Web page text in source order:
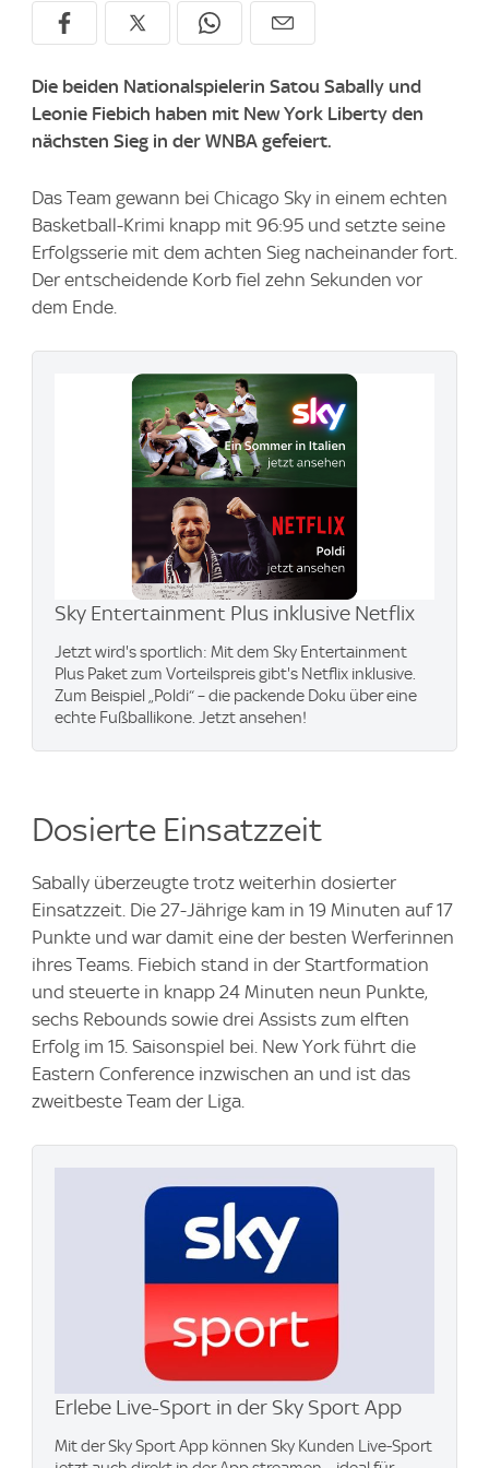
Die beiden Nationalspielerin Satou Sabally und
Leonie Fiebich haben mit New York Liberty den
nächsten Sieg in der WNBA gefeiert.
Das Team gewann bei Chicago Sky in einem echten
Basketball-Krimi knapp mit 96:95 und setzte seine
Erfolgsserie mit dem achten Sieg nacheinander fort.
Der entscheidende Korb fiel zehn Sekunden vor
dem Ende.
Sky Entertainment Plus inklusive Netflix
Jetzt wird's sportlich: Mit dem Sky Entertainment
Plus Paket zum Vorteilspreis gibt's Netflix inklusive.
Zum Beispiel „Poldi“ – die packende Doku über eine
echte Fußballikone. Jetzt ansehen!
Dosierte Einsatzzeit
Sabally überzeugte trotz weiterhin dosierter
Einsatzzeit. Die 27-Jährige kam in 19 Minuten auf 17
Punkte und war damit eine der besten Werferinnen
ihres Teams. Fiebich stand in der Startformation
und steuerte in knapp 24 Minuten neun Punkte,
sechs Rebounds sowie drei Assists zum elften
Erfolg im 15. Saisonspiel bei. New York führt die
Eastern Conference inzwischen an und ist das
zweitbeste Team der Liga.
Erlebe Live-Sport in der Sky Sport App
Mit der Sky Sport App können Sky Kunden Live-Sport